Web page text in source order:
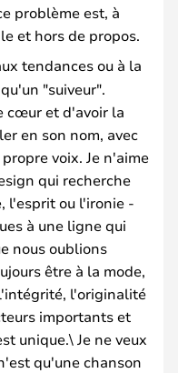
problème est, à
et hors de propos.
tendances ou à la
"suiveur".
cœur et d'avoir la
en son nom, avec
voix. Je n'aime
qui recherche
l'esprit ou l'ironie -
à une ligne qui
nous oublions
être à la mode,
l'originalité
importants et
unique.\ Je ne veux
qu'une chanson